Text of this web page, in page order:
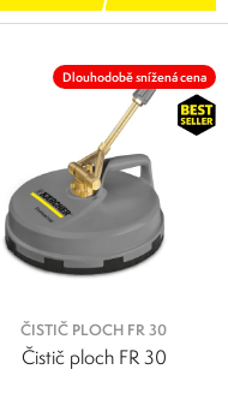
Dlouhodobě snížená cena
ČISTIČ PLOCH FR 30
Čistič ploch FR 30